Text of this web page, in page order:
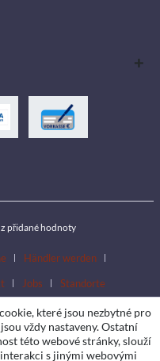
přidané hodnoty
Händler werden
Jobs Standorte
které jsou nezbytné pro
vždy nastaveny. Ostatní
této webové stránky, slouží
s jinými webovými